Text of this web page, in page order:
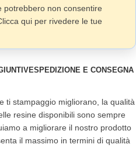
potrebbero non consentire
qui per rivedere le tue
SPEDIZIONE E CONSEGNA
ti stampaggio migliorano, la qualità
resine disponibili sono sempre
a migliorare il nostro prodotto
il massimo in termini di qualità